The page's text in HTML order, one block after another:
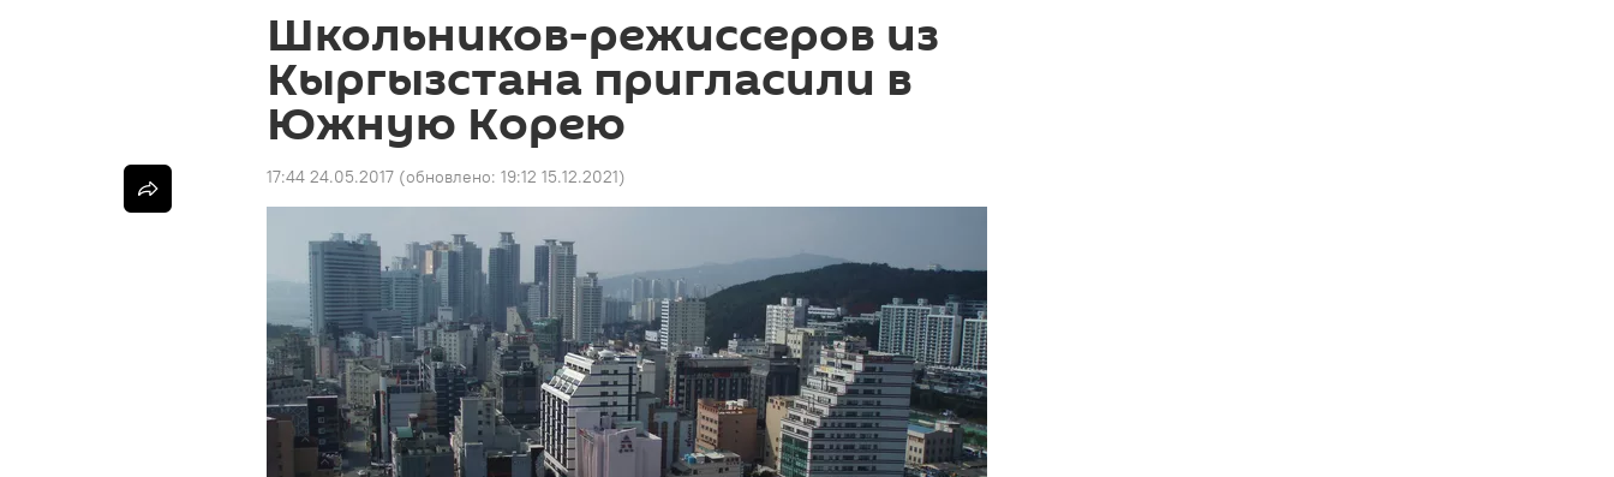
Школьников-режиссеров из
Кыргызстана пригласили в
Южную Корею
17:44 24.05.2017 (обновлено: 19:12 15.12.2021)